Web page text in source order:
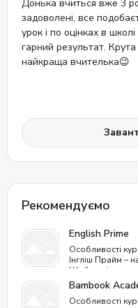
Донька вчиться вже 3
задоволені, все
урок і по оцінках в
гарний результат.
найкраща вчителька😉
Рекомендуємо
English Prime
Особливості
Інгліш Прайм –
Щоб навіть люди,
мову,
проходить
зубріння.
Bambook
Особливості